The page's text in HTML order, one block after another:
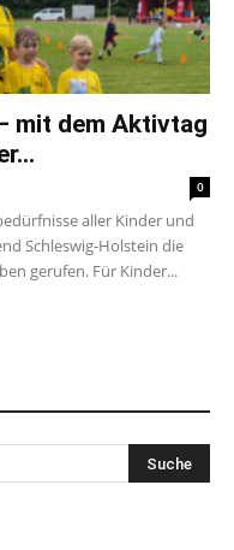
mit dem Aktivtag
0
aller Kinder und
Schleswig-Holstein die
gerufen. Für Kinder...